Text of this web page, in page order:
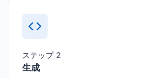
ステップ 2
生成